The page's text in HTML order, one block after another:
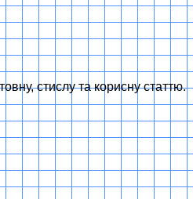
стислу та корисну статтю.